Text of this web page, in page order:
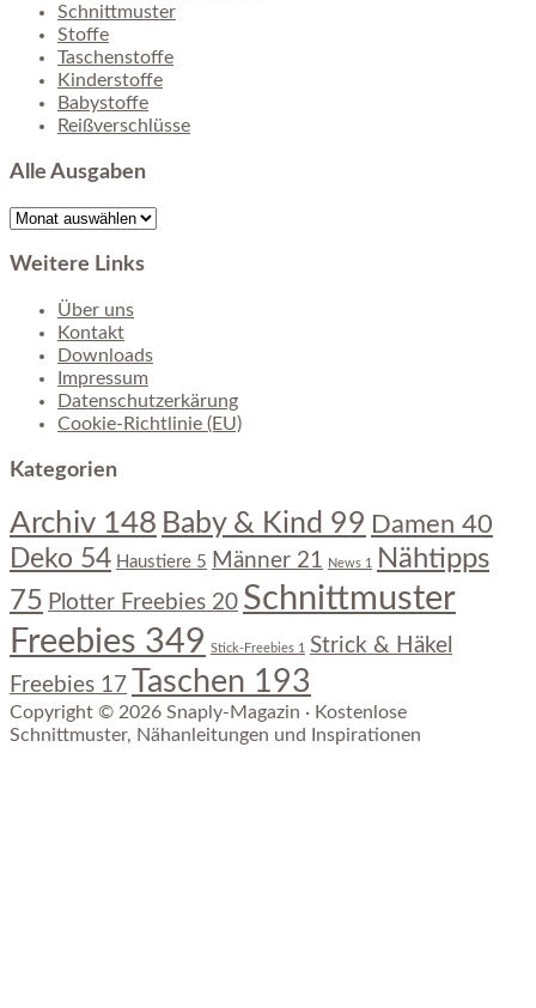
Schnittmuster
Stoffe
Taschenstoffe
Kinderstoffe
Babystoffe
Reißverschlüsse
Alle Ausgaben
Alle
Weitere Links
Über uns
Kontakt
Downloads
Impressum
Datenschutzerkärung
Cookie-Richtlinie (EU)
Kategorien
Archiv 148 Baby & Kind 99 Damen 40
Deko 54 Haustiere 5 Männer 21 News 1
Nähtipps
75 Plotter Freebies 20 Schnittmuster
Freebies 349 Stick-Freebies 1 Strick & Häkel
Freebies 17 Taschen 193
Copyright © 2026 Snaply-Magazin · Kostenlose
Schnittmuster, Nähanleitungen und Inspirationen